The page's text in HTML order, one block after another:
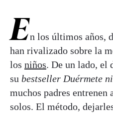
En los últimos años,
han rivalizado sobre la
los niños. De un lado, el
su bestseller Duérmete
muchos padres entrenen
solos. El método,